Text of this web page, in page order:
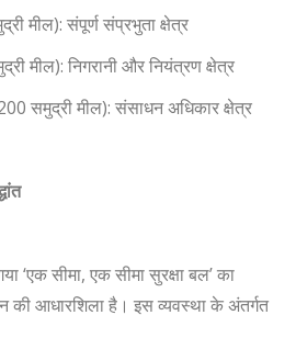
मील): संपूर्ण संप्रभुता क्षेत्र
मील): निगरानी और नियंत्रण क्षेत्र
समुद्री मील): संसाधन अधिकार क्षेत्र
‘एक सीमा, एक सीमा सुरक्षा बल’का
की आधारशिला है। इस व्यवस्था के अंतर्गत